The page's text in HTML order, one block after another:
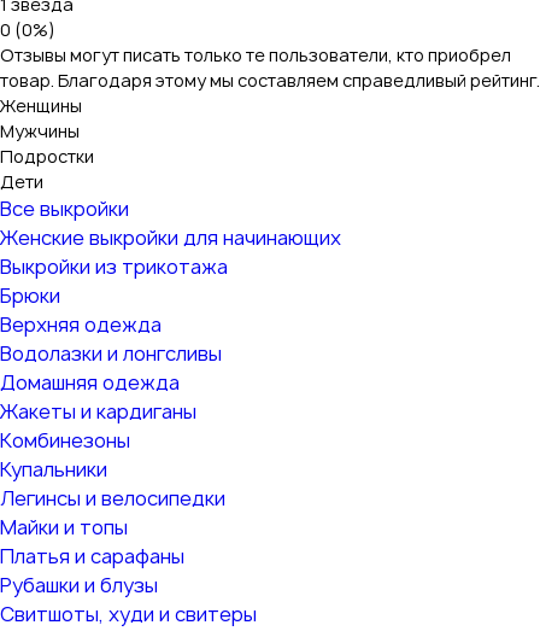
0 (0%)
Отзывы могут писать только те пользователи, кто приобрел
товар. Благодаря этому мы составляем справедливый рейтинг.
Женщины
Мужчины
Подростки
Дети
Все выкройки
Женские выкройки для начинающих
Выкройки из трикотажа
Брюки
Верхняя одежда
Водолазки и лонгсливы
Домашняя одежда
Жакеты и кардиганы
Комбинезоны
Купальники
Легинсы и велосипедки
Майки и топы
Платья и сарафаны
Рубашки и блузы
Свитшоты, худи и свитеры